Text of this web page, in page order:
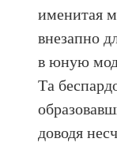
именитая
внезапно
в юную
Та
доводя